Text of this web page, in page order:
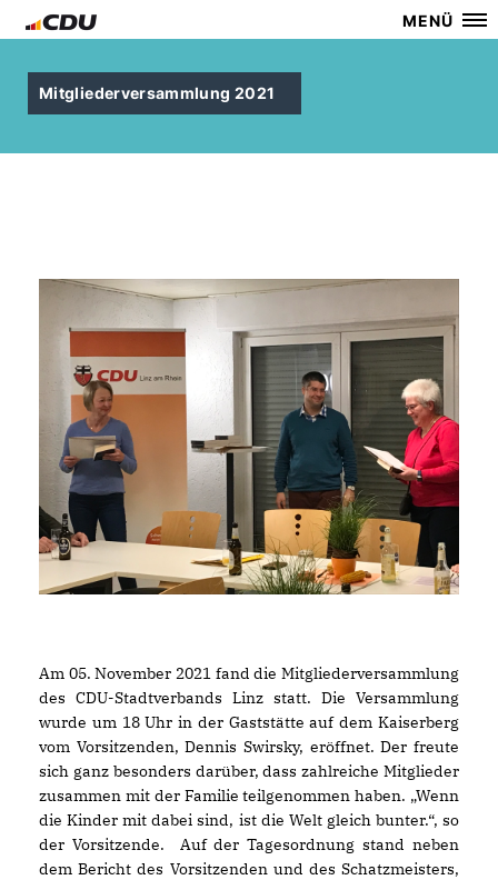
MENÜ
Mitgliederversammlung 2021
Am 05. November 2021 fand die Mitgliederversammlung
des CDU-Stadtverbands Linz statt. Die Versammlung
wurde um 18 Uhr in der Gaststätte auf dem Kaiserberg
vom Vorsitzenden, Dennis Swirsky, eröffnet. Der freute
sich ganz besonders darüber, dass zahlreiche Mitglieder
zusammen mit der Familie teilgenommen haben. „Wenn
die Kinder mit dabei sind, ist die Welt gleich bunter.“, so
der Vorsitzende. Auf der Tagesordnung stand neben
dem Bericht des Vorsitzenden und des Schatzmeisters,